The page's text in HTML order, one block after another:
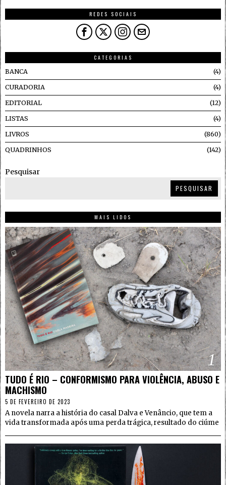
REDES SOCIAIS
CATEGORIAS
BANCA
4
CURADORIA 4
EDITORIAL 12
LISTAS 4
LIVROS 860
QUADRINHOS 142
Pesquisar
PESQUISAR
MAIS LIDOS
1
TUDO É RIO – CONFORMISMO PARA VIOLÊNCIA, ABUSO E
MACHISMO
5 DE FEVEREIRO DE 2023
A novela narra a história do casal Dalva e Venâncio, que tem a
vida transformada após uma perda trágica, resultado do ciúme